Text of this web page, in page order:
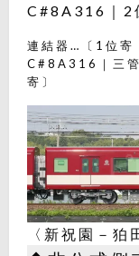
C#8A316｜
連結器…〔1位寄
C#8A316｜三
寄〕
〈新祝園－